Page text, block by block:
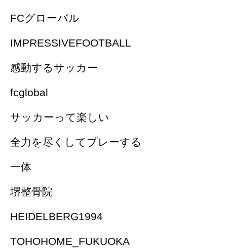
FCグローバル
IMPRESSIVEFOOTBALL
感動するサッカー
fcglobal
サッカーって楽しい
全力を尽くしてプレーする
一体
堺整骨院
HEIDELBERG1994
TOHOHOME_FUKUOKA